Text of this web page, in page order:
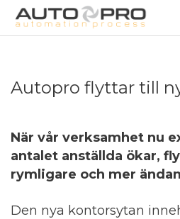
Autopro flyttar till
När vår verksamhet nu
antalet anställda ökar,
rymligare och mer
Den nya kontorsytan